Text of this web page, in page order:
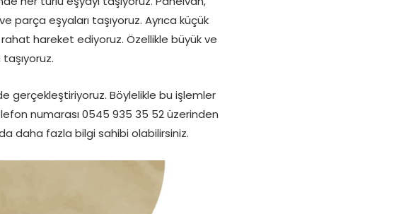
parça eşyaları taşıyoruz. Ayrıca küçük
hareket ediyoruz. Özellikle büyük ve
gerçekleştiriyoruz. Böylelikle bu işlemler
numarası 0545 935 35 52 üzerinden
daha fazla bilgi sahibi olabilirsiniz.